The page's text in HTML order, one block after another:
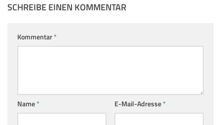
SCHREIBE EINEN KOMMENTAR
Kommentar*
Name* E-Mail-Adresse*